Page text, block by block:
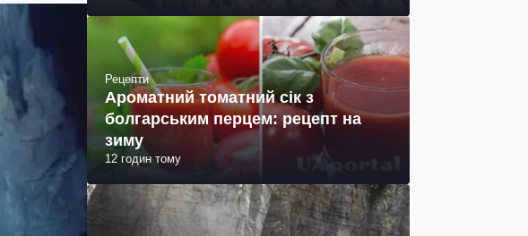
Рецепти
Ароматний томатний сік з
болгарським перцем: рецепт на
зиму
12 годин тому